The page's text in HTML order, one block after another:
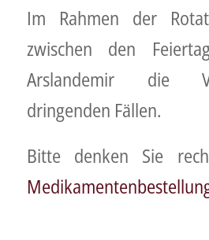
Im Rahmen der
zwischen den
Arslandemir die
dringenden Fällen.
Bitte denken Sie